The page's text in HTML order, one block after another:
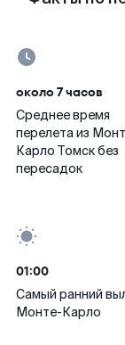
около 7 часов
Среднее время
перелета из
Карло Томск без
пересадок
01:00
Самый ранний
Монте-Карло